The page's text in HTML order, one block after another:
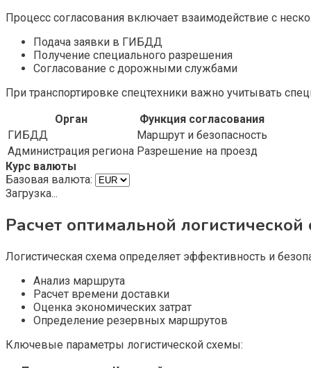
Процесс согласования включает взаимодействие с
Подача заявки в ГИБДД
Получение специального разрешения
Согласование с дорожными службами
При транспортировке спецтехники важно учитывать
Орган
Функция согласования
ГИБДД
Маршрут и безопасность
Администрация региона Разрешение на проезд
Курс валюты
Базовая валюта:
Загрузка...
Расчет оптимальной
Логистическая схема определяет эффективность и
Анализ маршрута
Расчет времени доставки
Оценка экономических затрат
Определение резервных маршрутов
Ключевые параметры логистической схемы: